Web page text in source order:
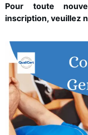
Pour toute
inscription, veuillez